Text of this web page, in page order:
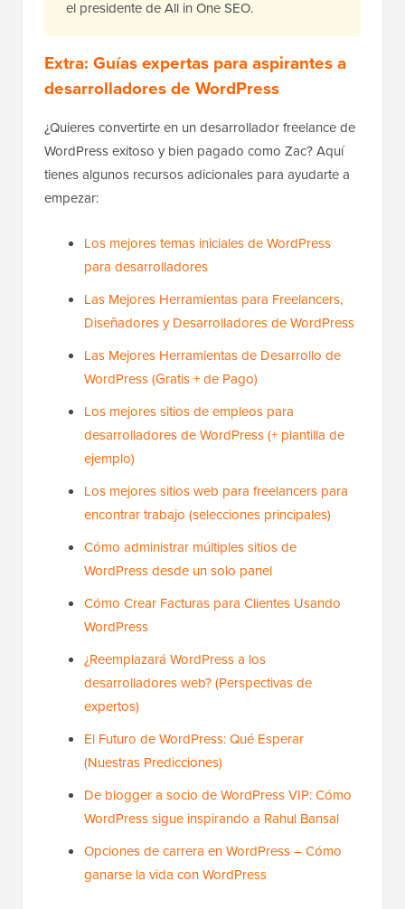
el presidente de All in One SEO.
Extra: Guías expertas para aspirantes a
desarrolladores de WordPress
¿Quieres convertirte en un desarrollador freelance de
WordPress exitoso y bien pagado como Zac? Aquí
tienes algunos recursos adicionales para ayudarte a
empezar:
Los mejores temas iniciales de WordPress
para desarrolladores
Las Mejores Herramientas para Freelancers,
Diseñadores y Desarrolladores de WordPress
Las Mejores Herramientas de Desarrollo de
WordPress (Gratis + de Pago)
Los mejores sitios de empleos para
desarrolladores de WordPress (+ plantilla de
ejemplo)
Los mejores sitios web para freelancers para
encontrar trabajo (selecciones principales)
Cómo administrar múltiples sitios de
WordPress desde un solo panel
Cómo Crear Facturas para Clientes Usando
WordPress
¿Reemplazará WordPress a los
desarrolladores web? (Perspectivas de
expertos)
El Futuro de WordPress: Qué Esperar
(Nuestras Predicciones)
De blogger a socio de WordPress VIP: Cómo
WordPress sigue inspirando a Rahul Bansal
Opciones de carrera en WordPress – Cómo
ganarse la vida con WordPress